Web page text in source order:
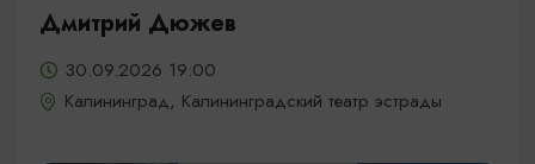
Дмитрий Дюжев
30.09.2026 19:00
Калининград, Калининградский театр эстрады